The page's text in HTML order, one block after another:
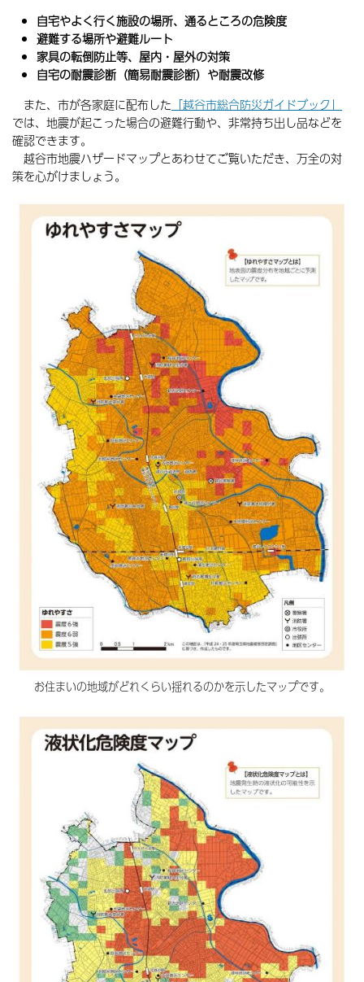
自宅やよく行く施設の場所、通るところの危険度
避難する場所や避難ルート
家具の転倒防止等、屋内・屋外の対策
自宅の耐震診断（簡易耐震診断）や耐震改修
また、市が各家庭に配布した 「越谷市総合防災ガイドブック」
では、地震が起こった場合の避難行動や、非常持ち出し品などを
確認できます。
越谷市地震ハザードマップとあわせてご覧いただき、万全の対
策を心がけましょう。
お住まいの地域がどれくらい揺れるのかを示したマップです。